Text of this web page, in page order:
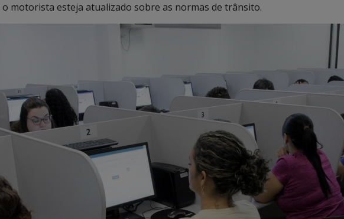
motorista esteja atualizado sobre as normas de trânsito.